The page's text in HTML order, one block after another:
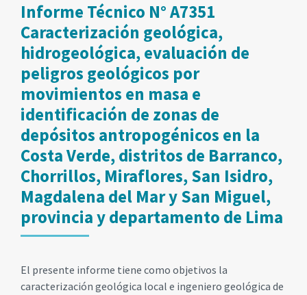
Informe Técnico N° A7351
Caracterización geológica,
hidrogeológica, evaluación de
peligros geológicos por
movimientos en masa e
identificación de zonas de
depósitos antropogénicos en la
Costa Verde, distritos de Barranco,
Chorrillos, Miraflores, San Isidro,
Magdalena del Mar y San Miguel,
provincia y departamento de Lima
El presente informe tiene como objetivos la
caracterización geológica local e ingeniero geológica de